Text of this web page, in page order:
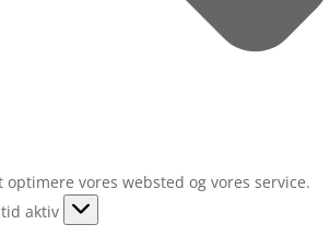
vores websted og vores service.
aktiv